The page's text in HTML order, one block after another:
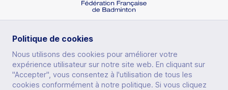
Politique de cookies
Nous utilisons des cookies pour améliorer votre
expérience utilisateur sur notre site web. En cliquant sur
"Accepter", vous consentez à l'utilisation de tous les
cookies conformément à notre politique. Si vous cliquez
SECTIONS